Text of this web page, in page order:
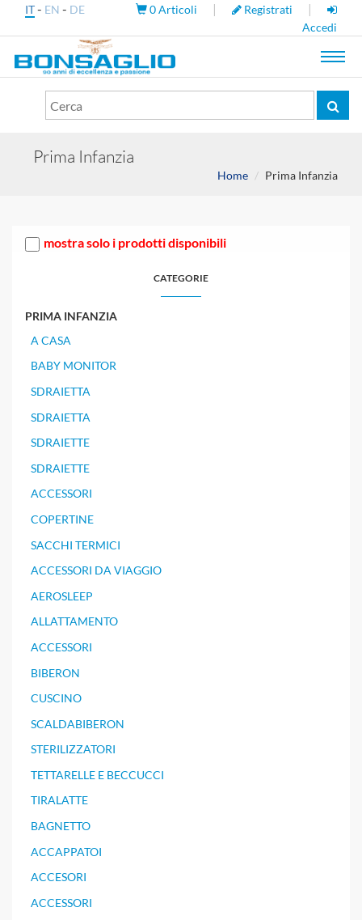
IT- EN - DE 0Articoli | Registrati |
Accedi
Prima Infanzia
Home Prima Infanzia
mostra solo i prodotti disponibili
CATEGORIE
PRIMA INFANZIA
A CASA
BABY MONITOR
SDRAIETTA
SDRAIETTA
SDRAIETTE
SDRAIETTE
ACCESSORI
COPERTINE
SACCHI TERMICI
ACCESSORI DA VIAGGIO
AEROSLEEP
ALLATTAMENTO
ACCESSORI
BIBERON
CUSCINO
SCALDABIBERON
STERILIZZATORI
TETTARELLE E BECCUCCI
TIRALATTE
BAGNETTO
ACCAPPATOI
ACCESORI
ACCESSORI